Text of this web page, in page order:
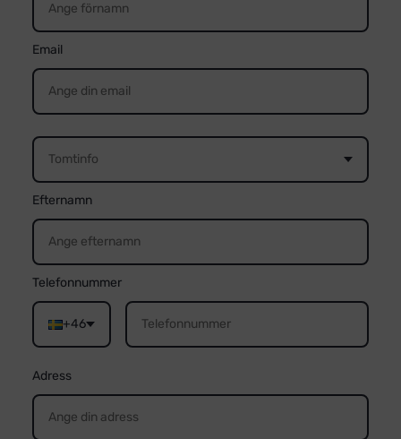
Email
Tomtinfo
Efternamn
Telefonnummer
+46
Adress